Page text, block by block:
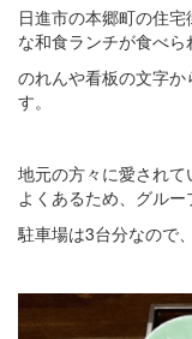
日進市の本郷町の住
な和食ランチが食べら
のれんや看板の文字
す。
地元の方々に愛され
よくあるため、グルー
駐車場は3台分なので